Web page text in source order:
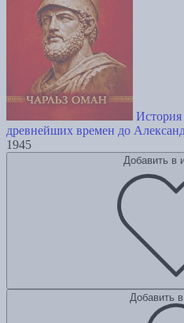
древнейших времен до
1945
Добавить в
Добавить